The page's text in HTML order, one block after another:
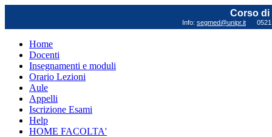
Corso di
Info: segmed@unipr.it
Home
Docenti
Insegnamenti e moduli
Orario Lezioni
Aule
Appelli
Iscrizione Esami
Help
HOME FACOLTA'